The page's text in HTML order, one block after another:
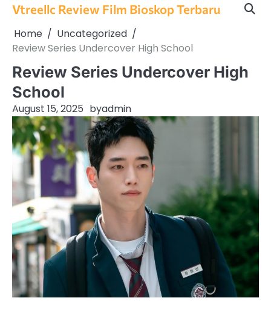
Skip
content
Vtreellc Review Film Bioskop Terbaru
Home
Uncategorized
Review Series Undercover High School
Review Series Undercover High
School
August 15, 2025 byadmin